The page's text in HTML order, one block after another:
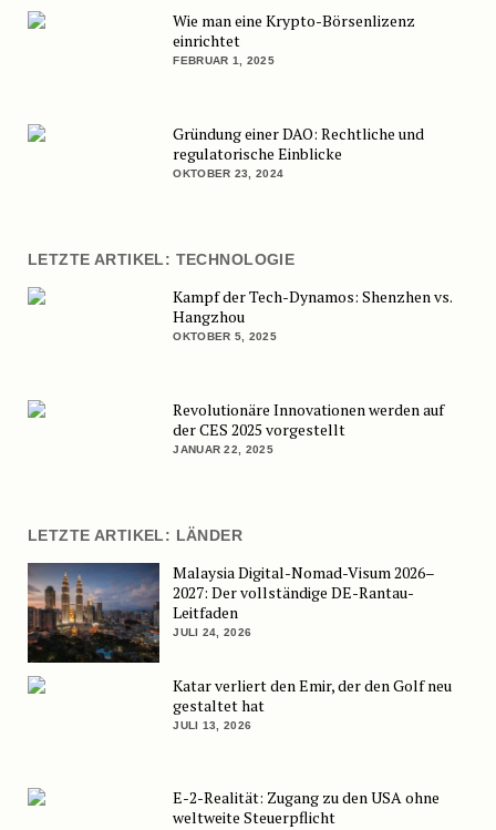
Wie man eine Krypto-Börsenlizenz
einrichtet
FEBRUAR 1, 2025
Gründung einer DAO: Rechtliche und
regulatorische Einblicke
OKTOBER 23, 2024
LETZTE ARTIKEL: TECHNOLOGIE
Kampf der Tech-Dynamos: Shenzhen vs.
Hangzhou
OKTOBER 5, 2025
Revolutionäre Innovationen werden auf
der CES 2025 vorgestellt
JANUAR 22, 2025
LETZTE ARTIKEL: LÄNDER
Malaysia Digital-Nomad-Visum 2026–
2027: Der vollständige DE-Rantau-
Leitfaden
JULI 24, 2026
Katar verliert den Emir, der den Golf neu
gestaltet hat
JULI 13, 2026
E-2-Realität: Zugang zu den USA ohne
weltweite Steuerpflicht